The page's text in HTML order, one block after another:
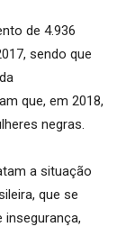
de 4.936
sendo que
que, em 2018,
negras.
a situação
que se
insegurança,